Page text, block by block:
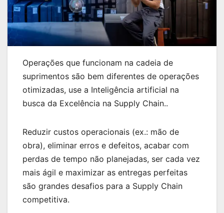
Operações que funcionam na cadeia de
suprimentos são bem diferentes de operações
otimizadas, use a Inteligência artificial na
busca da Excelência na Supply Chain..
Reduzir custos operacionais (ex.: mão de
obra), eliminar erros e defeitos, acabar com
perdas de tempo não planejadas, ser cada vez
mais ágil e maximizar as entregas perfeitas
são grandes desafios para a Supply Chain
competitiva.